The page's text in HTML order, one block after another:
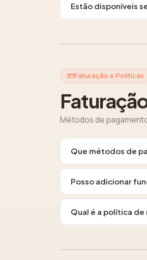
Estão disponíveis
Faturação e Políticas
Métodos de
Que métodos de
Posso adicionar
Qual é a política